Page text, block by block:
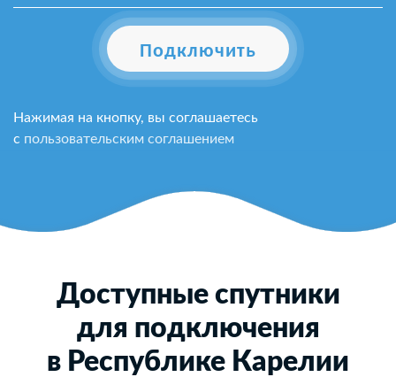
Подключить
Нажимая на кнопку, вы соглашаетесь
с пользовательским соглашением
Доступные спутники
для подключения
в Республике Карелии